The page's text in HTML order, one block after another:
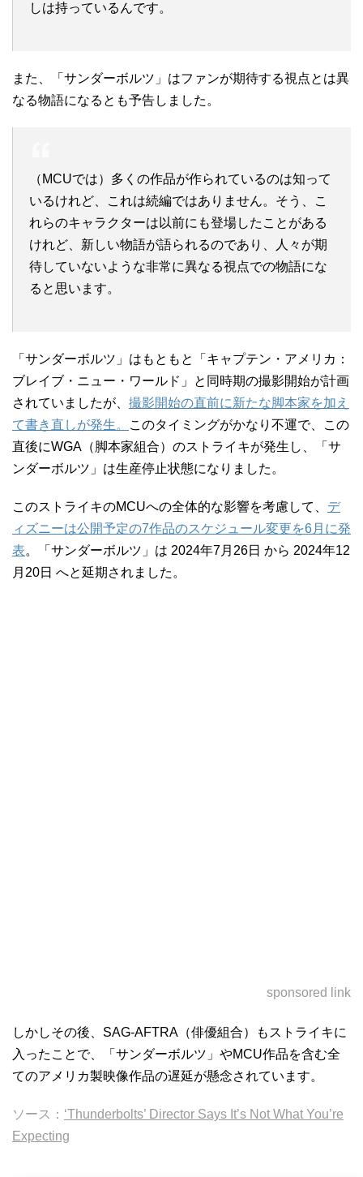
しは持っているんです。
また、「サンダーボルツ」はファンが期待する視点とは異
なる物語になるとも予告しました。
（MCUでは）多くの作品が作られているのは知って
いるけれど、これは続編ではありません。そう、こ
れらのキャラクターは以前にも登場したことがある
けれど、新しい物語が語られるのであり、人々が期
待していないような非常に異なる視点での物語にな
ると思います。
「サンダーボルツ」はもともと「キャプテン・アメリカ：
ブレイブ・ニュー・ワールド」と同時期の撮影開始が計画
されていましたが、 撮影開始の直前に新たな脚本家を加え
て書き直しが発生。
このタイミングがかなり不運で、この
直後にWGA（脚本家組合）のストライキが発生し、「サ
ンダーボルツ」は生産停止状態になりました。
このストライキのMCUへの全体的な影響を考慮して、 デ
ィズニーは公開予定の7作品のスケジュール変更を6月に発
表。「サンダーボルツ」は 2024年7月26日 から 2024年12
月20日 へと延期されました。
sponsored link
しかしその後、SAG-AFTRA（俳優組合）もストライキに
入ったことで、「サンダーボルツ」やMCU作品を含む全
てのアメリカ製映像作品の遅延が懸念されています。
ソース： ‘Thunderbolts’ Director Says It’s Not What You’re
Expecting